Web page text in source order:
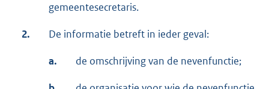
gemeentesecretaris.
2. De informatie betreft in ieder geval:
a. de omschrijving van de nevenfunctie;